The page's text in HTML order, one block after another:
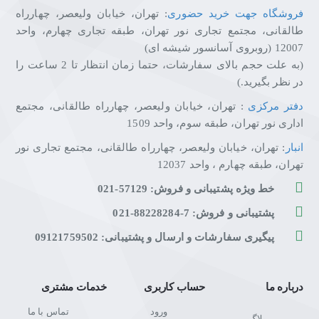
گواهی UL 94 V-1 و اتصالات برنجی باکیفیت
✅
علاقه‌مندان به دکوراسیون و زیبایی:
نوار LED دور تا دور با
نور ملایم در ۴ رنگ متنوع
✅ خروجی یونیورسال با قابلیت اتصال به انواع دوشاخه‌های
برق (تا ۱۶ آمپر)
✅ نوار LED دور تا دور با نور ملایم و چشم‌نواز
✅ اتصالات از جنس مس و برنج با خلوص بالا برای جلوگیری از
در برابر شعله)
✅ توان خروجی ۴۰۰۰ وات و جریان نامی ۱۶ آمپر
✅ ابعاد کوچک ۴۶×۴۶×۶۵ میلی‌متر | وزن سبک ۴۸±۵ گرم
فروشگاه جهت خرید حضوری: تهران، خیابان ولیعصر، چهارراه
طالقانی، مجتمع تجاری نور تهران، طبقه تجاری چهارم، واحد
12007 (روبروی آسانسور شیشه ای)
(به علت حجم بالای سفارشات، حتما زمان انتظار تا 2 ساعت را
در نظر بگیرید.)
دفتر مرکزی : تهران، خیابان ولیعصر، چهارراه طالقانی، مجتمع
اداری نور تهران، طبقه سوم، واحد 1509
انبار : تهران، خیابان ولیعصر، چهارراه طالقانی، مجتمع تجاری نور
تهران، طبقه چهارم ، واحد 12037
خط ویژه پشتیبانی و فروش: 57129-021
پشتیبانی و فروش: 7-88228284-021
پیگیری سفارشات و ارسال و پشتیبانی: 09121759502
درباره ما حساب کاربری
ورود
خدمات مشتری
تماس با ما